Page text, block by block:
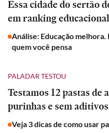
Essa cidade do sertão
em ranking
Análise: Educação melhora.
quem você pensa
PALADAR TESTOU
Testamos 12 pastas
purinhas e sem
Veja 3 dicas de como usar